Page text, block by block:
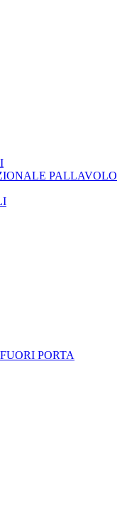
PALLAVOLO
PORTA